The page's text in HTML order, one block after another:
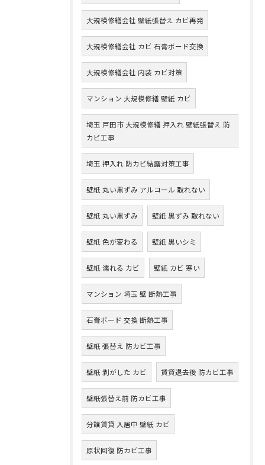
大規模修繕会社 壁紙張替え カビ再発
大規模修繕会社 カビ 石膏ボード交換
大規模修繕会社 内装 カビ対策
マンション 大規模修繕 壁紙 カビ
埼玉 戸田市 大規模修繕 押入れ 壁紙張替え 防
カビ工事
埼玉 押入れ 防カビ結露対策工事
壁紙 丸い黒ずみ アルコール 取れない
壁紙 丸い黒ずみ 壁紙 黒ずみ 取れない
壁紙 色が変わる 壁紙 黒いシミ
壁紙 濡れる カビ 壁紙 カビ 寒い
マンション 埼玉 壁 断熱工事
石膏ボード 交換 断熱工事
壁紙 張替え 防カビ工事
壁紙 剥がした カビ 賃貸退去後 防カビ工事
壁紙張替え前 防カビ工事
分譲賃貸 入居中 壁紙 カビ
原状回復 防カビ工事